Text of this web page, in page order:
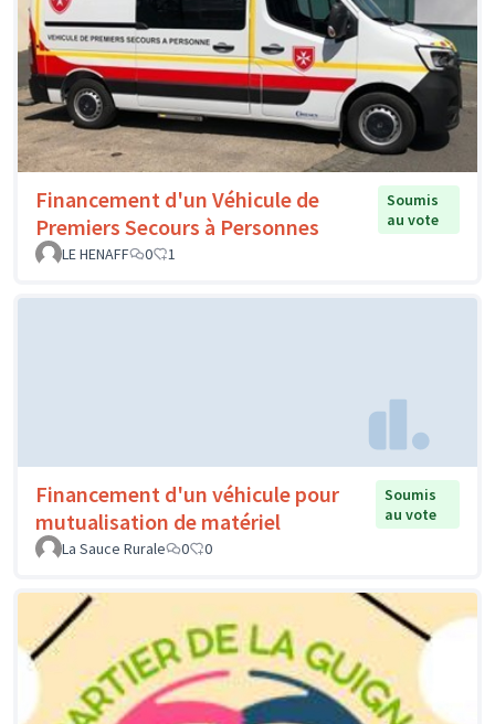
Financement d'un Véhicule de
Premiers Secours à Personnes
Soumis
au vote
LE HENAFF
0 1
Financement d'un véhicule pour
mutualisation de matériel
Soumis
au vote
La Sauce Rurale
0 0